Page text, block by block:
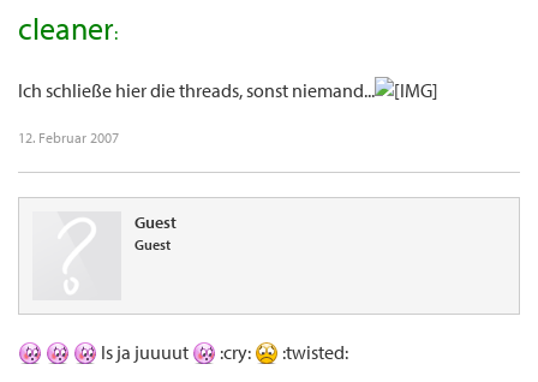
cleaner:
Ich schließe hier die threads, sonst niemand...
12. Februar 2007
Guest
Guest
Is ja juuuut :cry: :twisted: